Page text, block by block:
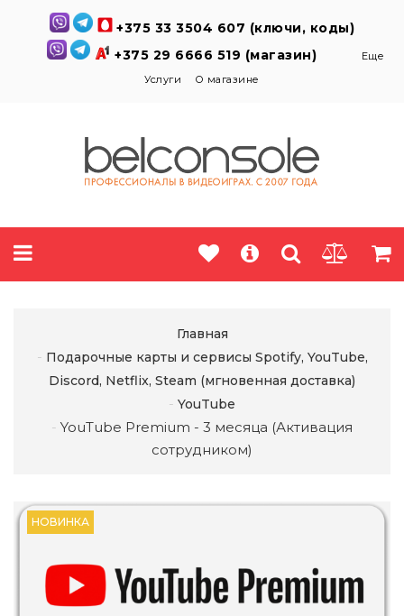
+375 33 3504 607 (ключи, коды)
+375 29 6666 519 (магазин)
Еще
Услуги
О магазине
Главная
Подарочные карты и сервисы Spotify, YouTube,
Discord, Netflix, Steam (мгновенная доставка)
YouTube
YouTube Premium - 3 месяца (Активация
сотрудником)
НОВИНКА